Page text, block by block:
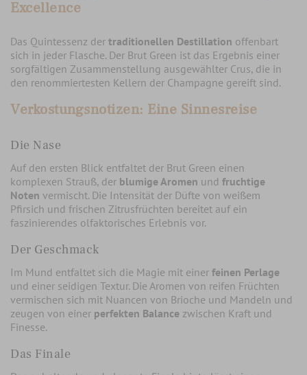
Excellence
Das Quintessenz der traditionellen Destillation offenbart
sich in jeder Flasche. Der Brut Green ist das Ergebnis einer
sorgfältigen Zusammenstellung ausgewählter Crus, die in
den renommiertesten Kellern der Champagne gereift sind.
Verkostungsnotizen: Eine Sinnesreise
Die Nase
Auf den ersten Blick entfaltet der Brut Green einen
komplexen Strauß, der blumige Aromen und fruchtige
Noten vermischt. Die Intensität der Düfte von weißem
Pfirsich und frischen Zitrusfrüchten bereitet auf ein
faszinierendes olfaktorisches Erlebnis vor.
Der Geschmack
Im Mund entfaltet sich die Magie mit einer feinen Perlage
und einer seidigen Textur. Die Aromen von reifen Früchten
vermischen sich mit Nuancen von Brioche und Mandeln und
zeugen von einer perfekten Balance zwischen Kraft und
Finesse.
Das Finale